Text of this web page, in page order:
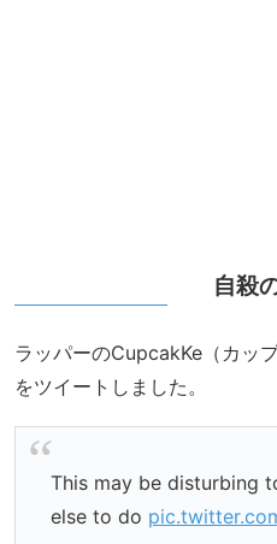
自殺
ラッパーのCupcakKe（カッ
をツイートしました。
This may be disturbing
else to do